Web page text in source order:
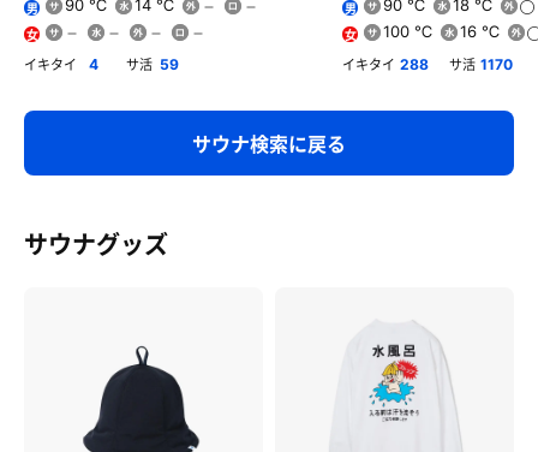
男 90 ℃ 14 ℃
女
イキタイ 4 サ活 59
男 90 ℃ 18 ℃
女 100 ℃ 16 ℃
イキタイ 288 サ活 1170
サウナ検索に戻る
サウナグッズ